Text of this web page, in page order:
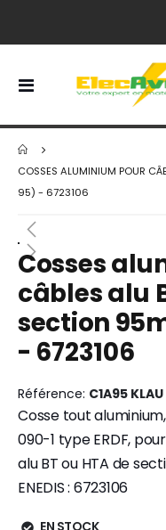
Basculer
COSSES ALUMINIUM POUR
95) - 6723106
Skip
to
the
end
of
the
images
gallery
Skip
to
the
beginning
of
the
images
gallery
Cosses
câbles alu
section
- 6723106
Référence C1A95 KLAU
Cosse tout
090-1 type ERDF,
alu BT ou HTA de
ENEDIS : 6723106